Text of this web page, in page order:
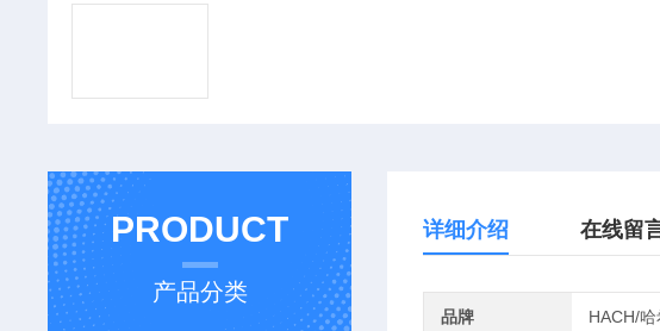
PRODUCT
产品分类
详细介绍 在线留
品牌 HACH/哈